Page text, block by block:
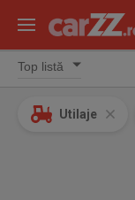
Utilaje